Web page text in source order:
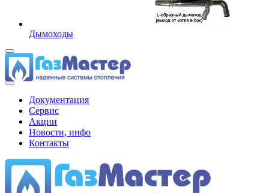
Дымоходы
Документация
Сервис
Акции
Новости, инфо
Контакты